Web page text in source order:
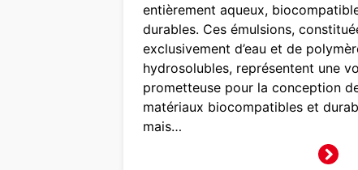
entièrement aqueux,
durables. Ces émulsions,
exclusivement d’eau et de
hydrosolubles, représentent une
prometteuse pour la conception
matériaux biocompatibles et
mais…